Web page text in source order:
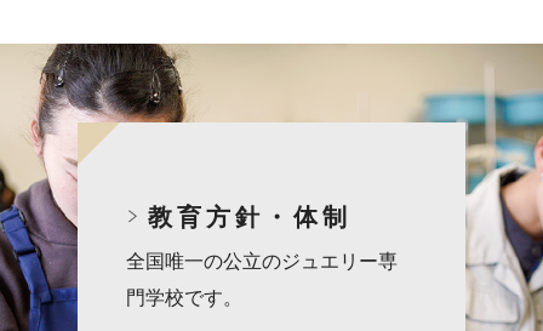
教育方針・体制
全国唯一の公立のジュエリー専
門学校です。